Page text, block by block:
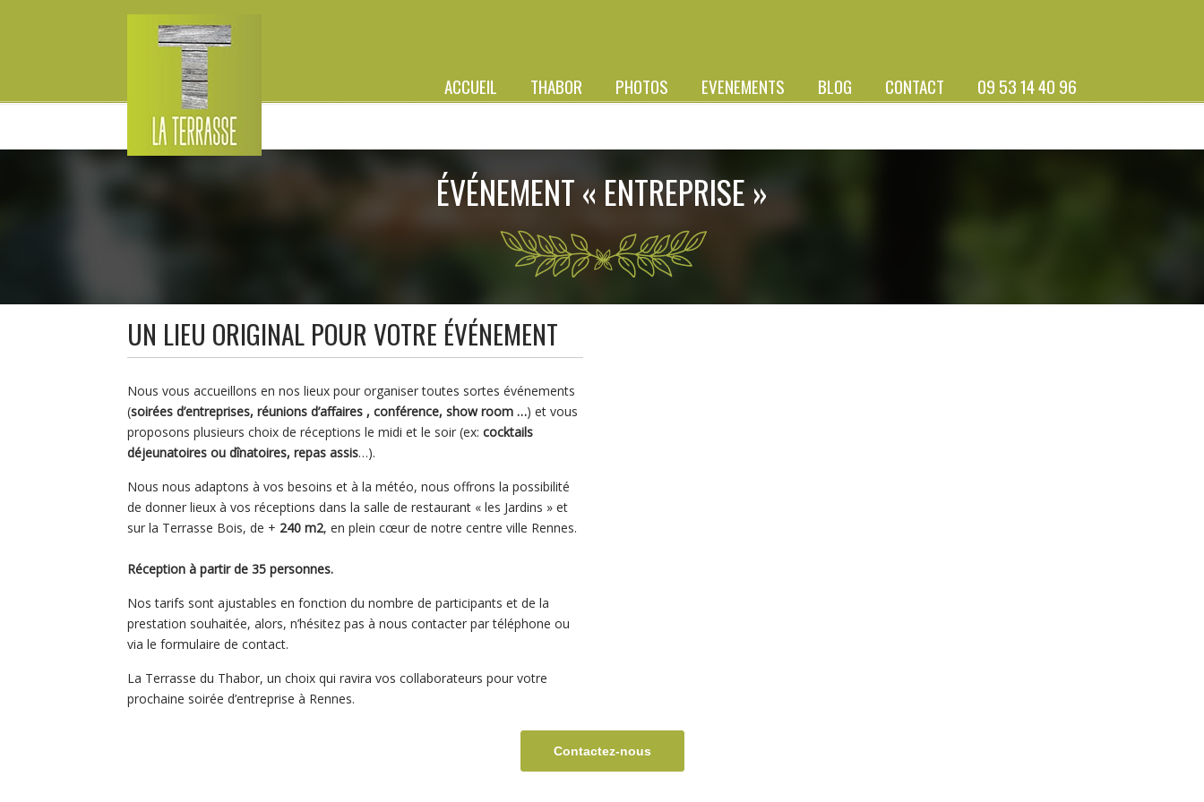
ACCUEIL THABOR PHOTOS EVENEMENTS BLOG CONTACT 09 53 14 40 96
ÉVÉNEMENT « ENTREPRISE »
UN LIEU ORIGINAL POUR VOTRE ÉVÉNEMENT
Nous vous accueillons en nos lieux pour organiser toutes sortes événements
(soirées d’entreprises, réunions d’affaires , conférence, show room …) et vous
proposons plusieurs choix de réceptions le midi et le soir (ex: cocktails
déjeunatoires ou dînatoires, repas assis…).
Nous nous adaptons à vos besoins et à la météo, nous offrons la possibilité
de donner lieux à vos réceptions dans la salle de restaurant « les Jardins » et
sur la Terrasse Bois, de + 240 m2, en plein cœur de notre centre ville Rennes.
Réception à partir de 35 personnes.
Nos tarifs sont ajustables en fonction du nombre de participants et de la
prestation souhaitée, alors, n’hésitez pas à nous contacter par téléphone ou
via le formulaire de contact.
La Terrasse du Thabor, un choix qui ravira vos collaborateurs pour votre
prochaine soirée d’entreprise à Rennes.
Contactez-nous